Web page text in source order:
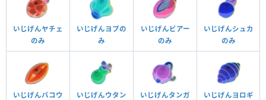
いじげんヤチェ
のみ
いじげんヨプの
み
いじげんビアー
のみ
いじげんシュカ
のみ
いじげんバコウ
いじげんウタン
いじげんタンガ
いじげんヨロギ